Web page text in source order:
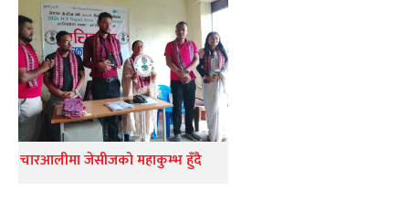
चारआलीमा जेसीजको महाकुम्भ हुँदै